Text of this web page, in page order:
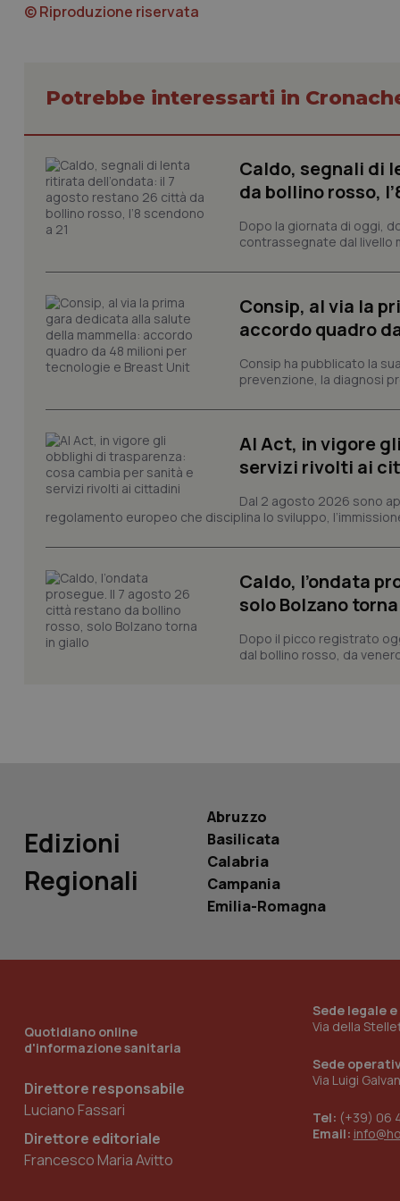
© Riproduzione riservata
Potrebbe interessarti in
Caldo, segnali di
da bollino rosso,
Dopo la giornata di oggi,
contrassegnate dal livello
Consip, al via la
accordo quadro
Consip ha pubblicato la
prevenzione, la diagnosi
AI Act, in vigore
servizi rivolti ai
Dal 2 agosto 2026 sono
regolamento europeo che disciplina lo sviluppo,
Caldo, l’ondata
solo Bolzano
Dopo il picco registrato
dal bollino rosso, da
Edizioni
Regionali
Abruzzo
Basilicata
Calabria
Campania
Emilia-Romagna
Quotidiano online
d'informazione sanitaria
Direttore responsabile
Luciano Fassari
Direttore editoriale
Francesco Maria Avitto
Sede legale
Via della
Sede
Via Luigi
Tel: (+39) 06
Email:
e l'accesso alle aree
tracking-enable
session-id
_ga
PHPSESSID
named-enable